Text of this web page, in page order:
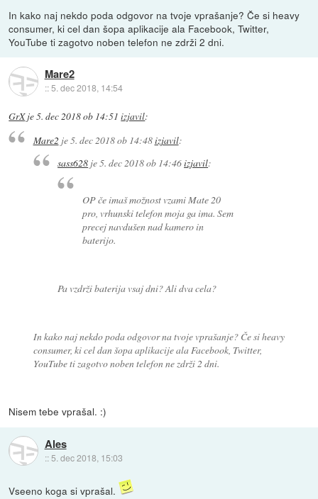
In kako naj nekdo poda odgovor na tvoje vprašanje? Če si heavy
consumer, ki cel dan šopa aplikacije ala Facebook, Twitter,
YouTube ti zagotvo noben telefon ne zdrži 2 dni.
Mare2
::5. dec 2018, 14:54
GrXje5. dec 2018 ob 14:51 izjavil:
Mare2je5. dec 2018 ob 14:48izjavil:
sass628 je5. dec 2018 ob 14:46izjavil:
OP če imaš možnost vzami Mate 20
pro, vrhunski telefon moja ga ima. Sem
precej navdušen nad kamero in
baterijo.
Pa vzdrži baterija vsaj dni? Ali dva cela?
In kako naj nekdo poda odgovor na tvoje vprašanje? Če si heavy
consumer, ki cel dan šopa aplikacije ala Facebook, Twitter,
YouTube ti zagotvo noben telefon ne zdrži 2 dni.
Nisem tebe vprašal. :)
Ales
:: 5. dec 2018, 15:03
Vseeno koga si vprašal.